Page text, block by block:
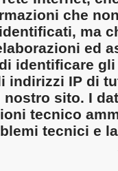
che
ma
ed
identificare
indirizzi IP di
nostro sito. I
tecnico
tecnici e